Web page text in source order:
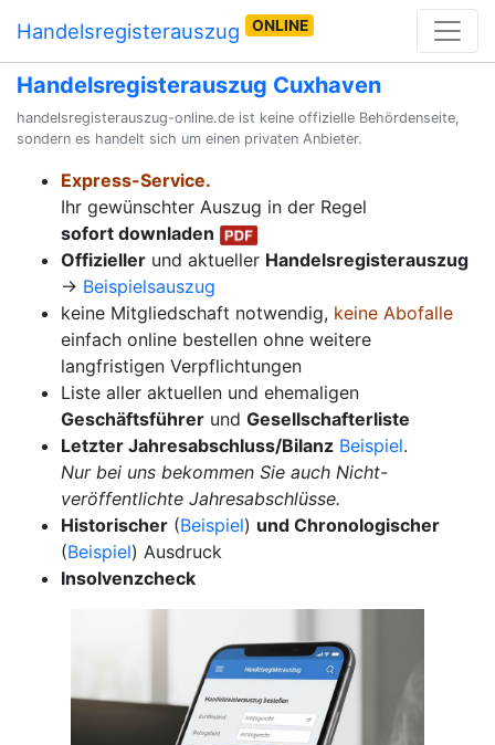
Handelsregisterauszug ONLINE
Handelsregisterauszug Cuxhaven
handelsregisterauszug-online.de ist keine offizielle Behördenseite,
sondern es handelt sich um einen privaten Anbieter.
Express-Service.
Ihr gewünschter Auszug in der Regel
sofort downladen
Offizieller und aktueller Handelsregisterauszug
→ Beispielsauszug
keine Mitgliedschaft notwendig, keine Abofalle
einfach online bestellen ohne weitere
langfristigen Verpflichtungen
Liste aller aktuellen und ehemaligen
Geschäftsführer und Gesellschafterliste
Letzter Jahresabschluss/Bilanz Beispiel.
Nur bei uns bekommen Sie auch Nicht-
veröffentlichte Jahresabschlüsse.
Historischer (Beispiel) und Chronologischer
(Beispiel) Ausdruck
Insolvenzcheck